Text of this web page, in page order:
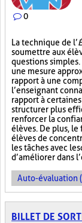
0
La technique de l’
soumettre aux
questions
une mesure
rapport à une
l’enseignant
rapport à
structurer plus
renforcer la
élèves. De plus,
élèves de
les tâches avec
d’améliorer dans
Auto-évaluation
BILLET DE